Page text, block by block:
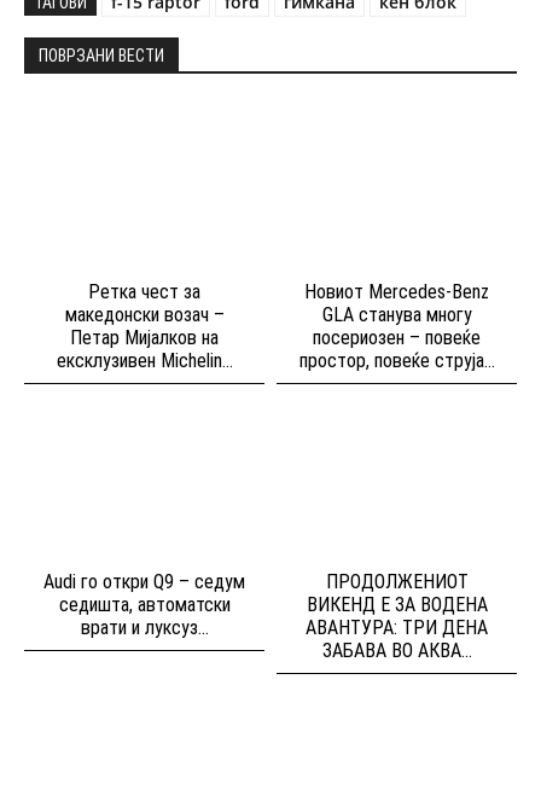
ПОВРЗАНИ ВЕСТИ
Ретка чест за
македонски возач –
Петар Мијалков на
ексклузивен Michelin...
Новиот Mercedes-Benz
GLA станува многу
посериозен – повеќе
простор, повеќе струја...
Audi го откри Q9 – седум
седишта, автоматски
врати и луксуз...
ПРОДОЛЖЕНИОТ
ВИКЕНД Е ЗА ВОДЕНА
АВАНТУРА: ТРИ ДЕНА
ЗАБАВА ВО АКВА...